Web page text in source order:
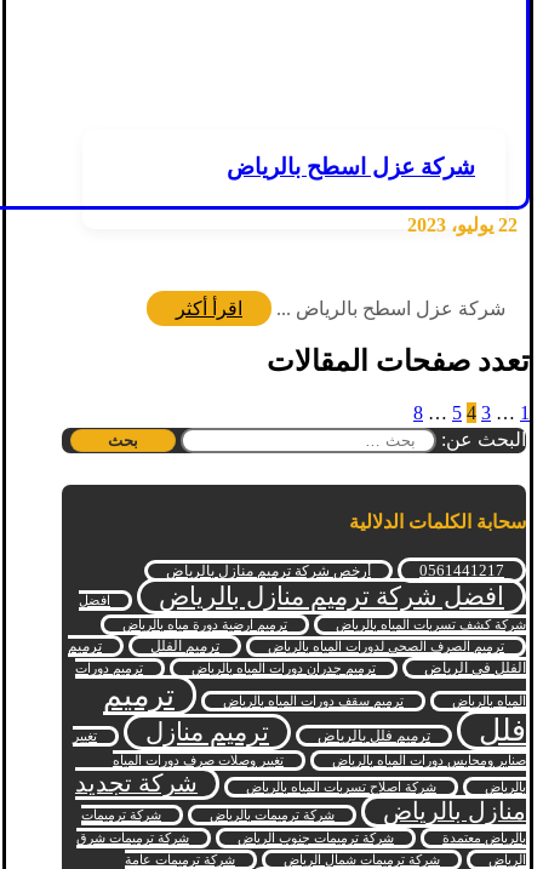
شركة عزل اسطح بالرياض
22 يوليو، 2023
شركة عزل اسطح بالرياض ... اقرأ أكثر
تعدد صفحات المقالات
1
…
3
4
5
…
8
البحث عن:
سحابة الكلمات الدلالية
0561441217 أرخص شركة ترميم منازل بالرياض
افضل شركة ترميم منازل بالرياض
افضل
شركة كشف تسربات المياه بالرياض
ترميم ارضية دورة مياه بالرياض
ترميم الصرف الصحي لدورات المياه بالرياض
ترميم الفلل
ترميم
الفلل في الرياض
ترميم جدران دورات المياه بالرياض ترميم دورات
المياه بالرياض ترميم سقف دورات المياه بالرياض
ترميم
فلل
ترميم فلل بالرياض ترميم منازل
تغيير
صنابر ومحابس دورات المياه بالرياض
تغيير وصلات صرف دورات المياه
بالرياض
شركة اصلاح تسربات المياه بالرياض
شركة تجديد
منازل بالرياض
شركة ترميمات بالرياض
شركة ترميمات
بالرياض معتمدة
شركة ترميمات جنوب الرياض
شركة ترميمات شرق
الرياض
شركة ترميمات شمال الرياض
شركة ترميمات عامة